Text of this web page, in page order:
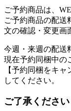
ご予約商品は、
ご予約商品の配送
文の確認・変更画
今週・来週の配送
現在予約同梱中の
【予約同梱をキ
してください。
ご了承ください